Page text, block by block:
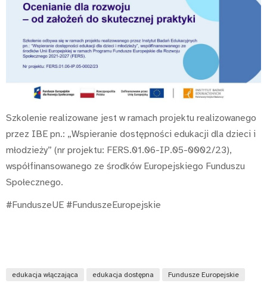
Szkolenie realizowane jest w ramach projektu realizowanego
przez IBE pn.: „Wspieranie dostępności edukacji dla dzieci i
młodzieży” (nr projektu: FERS.01.06-IP.05-0002/23),
współfinansowanego ze środków Europejskiego Funduszu
Społecznego.
#FunduszeUE #FunduszeEuropejskie
edukacja włączająca edukacja dostępna Fundusze Europejskie